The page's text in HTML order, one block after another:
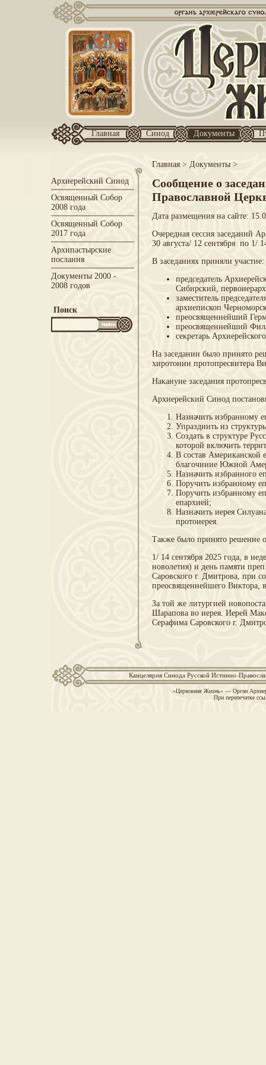
Главная Синод Документы
Главная> Документы >
Архиерейский Синод
Освященный Собор
2008 года
Освященный Собор
2017 года
Архипастырские
послания
Документы 2000 -
2008 годов
Поиск
Сообщение о
Православной
Дата размещения на сайте:
Очередная сессия заседаний
30 августа/ 12 сентября по 1/
В заседаниях приняли участие:
председатель
Сибирский,
заместитель
архиепископ
преосвященнейший
преосвященнейший
секретарь
На заседании было принято
хиротонии протопресвитера
Накануне заседания
Архиерейский Синод
Назначить избранному
Упразднить из
Создать в структуре
которой включить
В состав Американской
благочиние Южной
Назначить избранного
Поручить избранному
Поручить избранному
епархией;
Назначить иерея
протоиерея.
Также было принято решение
1/ 14 сентября 2025 года, в
новолетия) и день памяти
Саровского г. Дмитрова, при
преосвященнейшего Виктора,
За той же литургией
Шарапова во иерея. Иерей
Серафима Саровского г.
Канцелярия Синода Русской Истинно-
«Церковная Жизнь» — Орган
При перепечатке